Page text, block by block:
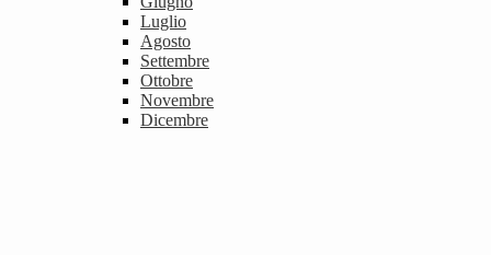
Luglio
Agosto
Settembre
Ottobre
Novembre
Dicembre